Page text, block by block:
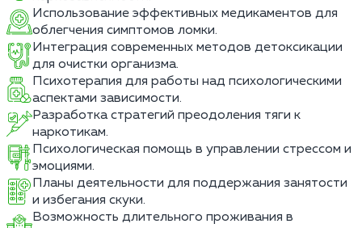
Использование эффективных медикаментов для
облегчения симптомов ломки.
Интеграция современных методов детоксикации
для очистки организма.
Психотерапия для работы над психологическими
аспектами зависимости.
Разработка стратегий преодоления тяги к
наркотикам.
Психологическая помощь в управлении стрессом и
эмоциями.
Планы деятельности для поддержания занятости
и избегания скуки.
Возможность длительного проживания в